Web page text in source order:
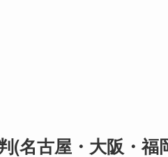
(名古屋・大阪・福